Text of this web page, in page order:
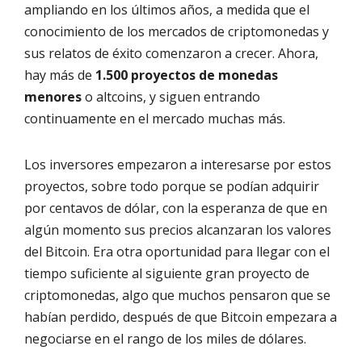
ampliando en los últimos años, a medida que el
conocimiento de los mercados de criptomonedas y
sus relatos de éxito comenzaron a crecer. Ahora,
hay más de 1.500 proyectos de monedas
menoreso altcoins, y siguen entrando
continuamente en el mercado muchas más.
Los inversores empezaron a interesarse por estos
proyectos, sobre todo porque se podían adquirir
por centavos de dólar, con la esperanza de que en
algún momento sus precios alcanzaran los valores
del Bitcoin. Era otra oportunidad para llegar con el
tiempo suficiente al siguiente gran proyecto de
criptomonedas, algo que muchos pensaron que se
habían perdido, después de que Bitcoin empezara a
negociarse en el rango de los miles de dólares.